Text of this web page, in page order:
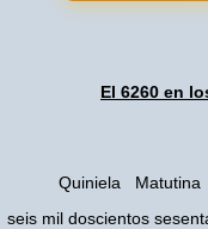
El 6260 en
Quiniela Matutina
seis mil doscientos